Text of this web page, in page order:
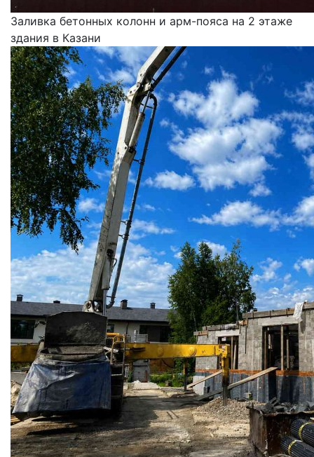
Заливка бетонных колонн и арм-пояса на 2 этаже
здания в Казани